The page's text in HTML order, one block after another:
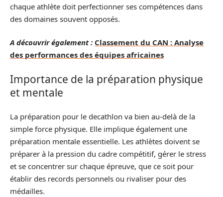
chaque athlète doit perfectionner ses compétences dans
des domaines souvent opposés.
A découvrir également : Classement du CAN : Analyse
des performances des équipes africaines
Importance de la préparation physique
et mentale
La préparation pour le decathlon va bien au-delà de la
simple force physique. Elle implique également une
préparation mentale essentielle. Les athlètes doivent se
préparer à la pression du cadre compétitif, gérer le stress
et se concentrer sur chaque épreuve, que ce soit pour
établir des records personnels ou rivaliser pour des
médailles.